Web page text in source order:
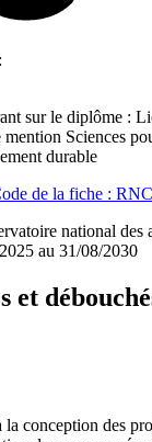
sur le diplôme :
mention Sciences
durable
de la fiche :
national des
au 31/08/2030
et
la conception des